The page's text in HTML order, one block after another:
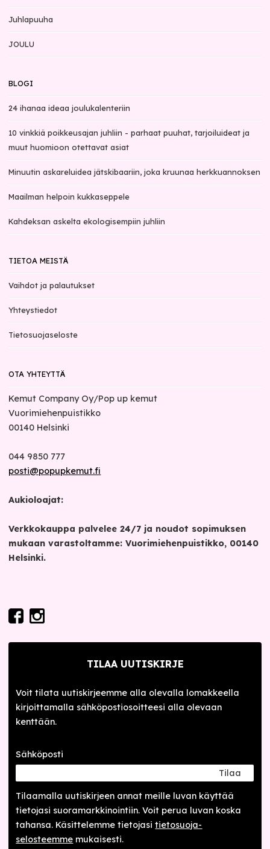
Juhlapuuha
JOULU
BLOGI
24 ihanaa ideaa joulukalenteriin
10 vinkkiä poikkeusajan juhliin - parhaat puuhat, tarjoiluideat ja
muut huomioon otettavat asiat
Minuutin askareluidea jätskibaariin, joka kruunaa herkkuannoksen
Maailman helpoin kukkaseppele
Kahdeksan askelta ekologisempiin juhliin
TIETOA MEISTÄ
Vaihdot ja palautukset
Yhteystiedot
Tietosuojaseloste
OTA YHTEYTTÄ
Kemut Company Oy/Pop up kemut
Vuorimiehenpuistikko
00140 Helsinki
044 9850 777
posti@popupkemut.fi
Aukioloajat:
Verkkokauppa palvelee 24/7 ja noudot sopimuksen
mukaan varastoltamme: Vuorimiehenpuistikko, 00140
Helsinki.
TILAA UUTISKIRJE
Voit tilata uutiskirjeemme alla olevalla lomakkeella
kirjoittamalla sähköpostiosoitteesi alla olevaan
kenttään.
Sähköposti
Tilaa
Tilaamalla uutis­kirjeen annat meille luvan käyttää
tietojasi suora­markkinointiin. Voit perua luvan koska
tahansa. Käsittelemme tietojasitieto­suoja­
selosteemme mukaisesti.